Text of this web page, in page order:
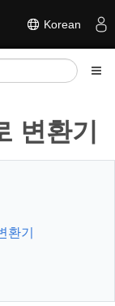
Korean
변환기
환기